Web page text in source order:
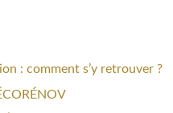
: comment s’y retrouver ?